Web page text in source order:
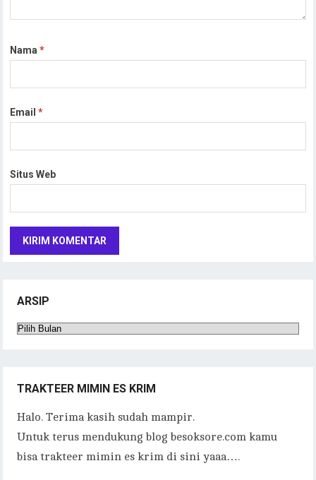
Nama*
Email*
Situs Web
ARSIP
Arsip
TRAKTEER MIMIN ES KRIM
Halo. Terima kasih sudah mampir.
Untuk terus mendukung blog besoksore.com kamu
bisa trakteer mimin es krim di sini yaaa….